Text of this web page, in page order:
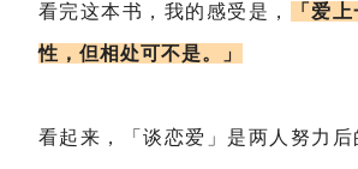
看完这本书，我的感受是， 「爱
性，但相处可不是。」
看起来，「谈恋爱」是两人努力